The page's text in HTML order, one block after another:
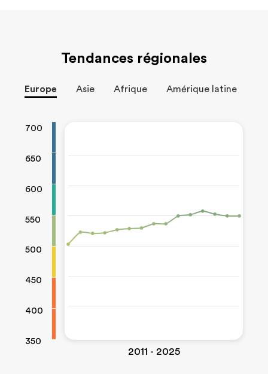
Tendances régionales
Europe Asie Afrique Amérique latine
700
650
600
550
500
450
400
350
2011 - 2025